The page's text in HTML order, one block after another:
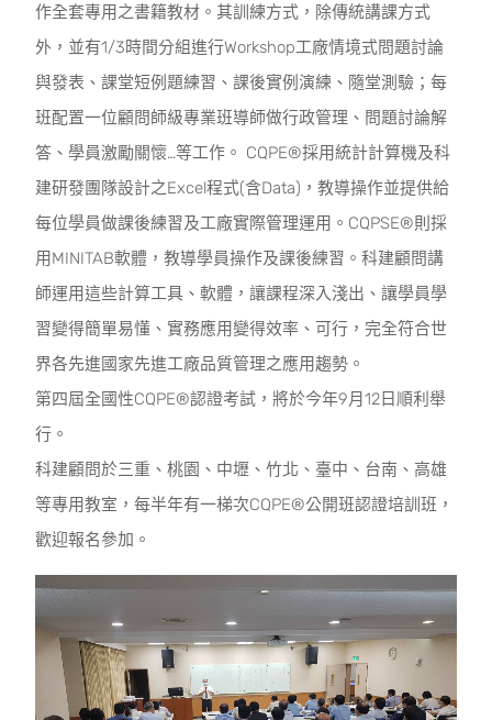
作全套專用之書籍教材。其訓練方式，除傳統講課方式
外，並有1/3時間分組進行Workshop工廠情境式問題討論
與發表、課堂短例題練習、課後實例演練、隨堂測驗；每
班配置一位顧問師級專業班導師做行政管理、問題討論解
答、學員激勵關懷…等工作。 CQPE®採用統計計算機及科
建研發團隊設計之Excel程式(含Data)，教導操作並提供給
每位學員做課後練習及工廠實際管理運用。CQPSE®則採
用MINITAB軟體，教導學員操作及課後練習。科建顧問講
師運用這些計算工具、軟體，讓課程深入淺出、讓學員學
習變得簡單易懂、實務應用變得效率、可行，完全符合世
界各先進國家先進工廠品質管理之應用趨勢。
第四屆全國性CQPE®認證考試，將於今年9月12日順利舉
行。
科建顧問於三重、桃園、中壢、竹北、臺中、台南、高雄
等專用教室，每半年有一梯次CQPE®公開班認證培訓班，
歡迎報名參加。